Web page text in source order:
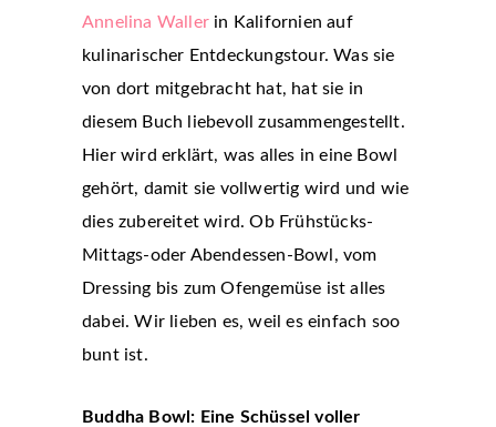
Annelina Waller in Kalifornien auf
kulinarischer Entdeckungstour. Was sie
von dort mitgebracht hat, hat sie in
diesem Buch liebevoll zusammengestellt.
Hier wird erklärt, was alles in eine Bowl
gehört, damit sie vollwertig wird und wie
dies zubereitet wird. Ob Frühstücks-
Mittags-oder Abendessen-Bowl, vom
Dressing bis zum Ofengemüse ist alles
dabei. Wir lieben es, weil es einfach soo
bunt ist.
Buddha Bowl: Eine Schüssel voller